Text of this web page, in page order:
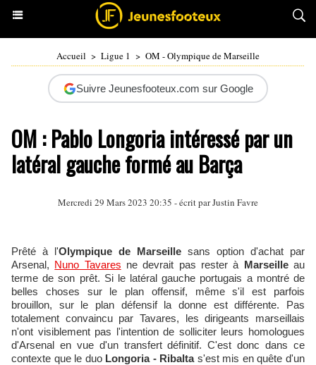
Accueil > Ligue 1 > OM - Olympique de Marseille
Suivre Jeunesfooteux.com sur Google
OM : Pablo Longoria intéressé par un
latéral gauche formé au Barça
Mercredi 29 Mars 2023 20:35 - écrit parJustin Favre
Prêté à l'Olympique de Marseille sans option d'achat par
Arsenal, Nuno Tavares ne devrait pas rester à Marseilleau
terme de son prêt. Si le latéral gauche portugais a montré de
belles choses sur le plan offensif, même s'il est parfois
brouillon, sur le plan défensif la donne est différente. Pas
totalement convaincu par Tavares, les dirigeants marseillais
n'ont visiblement pas l'intention de solliciter leurs homologues
d'Arsenal en vue d'un transfert définitif. C'est donc dans ce
contexte que le duo Longoria - Ribaltas'est mis en quête d'un